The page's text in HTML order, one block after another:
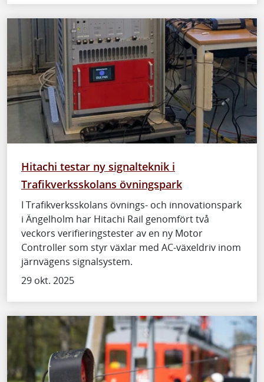
Hitachi testar ny signalteknik i
Trafikverksskolans övningspark
I Trafikverksskolans övnings- och innovationspark
i Ängelholm har Hitachi Rail genomfört två
veckors verifieringstester av en ny Motor
Controller som styr växlar med AC-växeldriv inom
järnvägens signalsystem.
29 okt. 2025